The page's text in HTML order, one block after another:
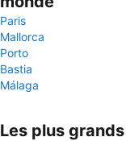
Paris
Mallorca
Porto
Bastia
Málaga
Les plus